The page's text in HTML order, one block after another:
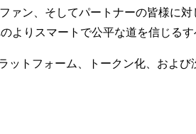
ァン、そしてパートナーの皆様に
りスマートで公平な道を信じる
トフォーム、トークン化、およ